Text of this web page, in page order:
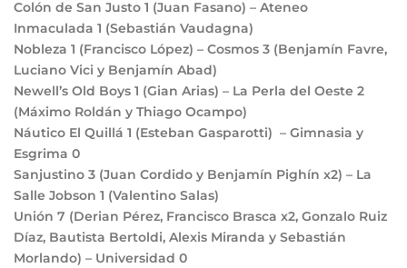
Colón de San Justo 1 (Juan Fasano) – Ateneo
Inmaculada 1 (Sebastián Vaudagna)
Nobleza 1 (Francisco López) – Cosmos 3 (Benjamín Favre,
Luciano Vici y Benjamín Abad)
Newell’s Old Boys 1 (Gian Arias) – La Perla del Oeste 2
(Máximo Roldán y Thiago Ocampo)
Náutico El Quillá 1 (Esteban Gasparotti) – Gimnasia y
Esgrima 0
Sanjustino 3 (Juan Cordido y Benjamín Pighín x2) – La
Salle Jobson 1 (Valentino Salas)
Unión 7 (Derian Pérez, Francisco Brasca x2, Gonzalo Ruiz
Díaz, Bautista Bertoldi, Alexis Miranda y Sebastián
Morlando) – Universidad 0